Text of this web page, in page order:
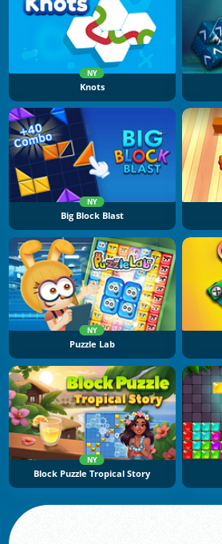
NY
Knots
NY
Big Block Blast
NY
Puzzle Lab
NY
Block Puzzle Tropical Story